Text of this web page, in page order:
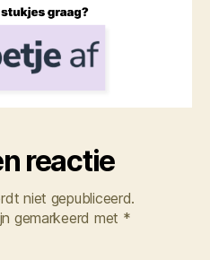
reactie
niet gepubliceerd.
gemarkeerd met *